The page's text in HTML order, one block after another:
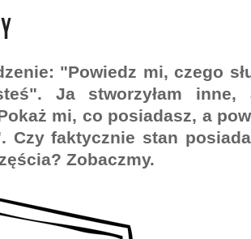
"Powiedz mi, czego
Ja stworzyłam inne,
mi, co posiadasz, a
Czy faktycznie stan
Zobaczmy.